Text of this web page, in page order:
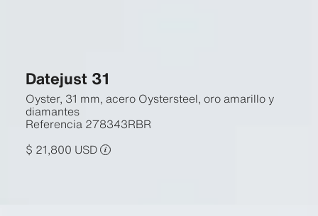
Datejust 31
Oyster, 31 mm, acero Oystersteel, oro amarillo y
diamantes
Referencia 278343RBR
$ 21,800 USD